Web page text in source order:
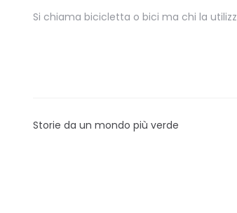
Si chiama bicicletta o bici ma chi la
Storie da un mondo più verde